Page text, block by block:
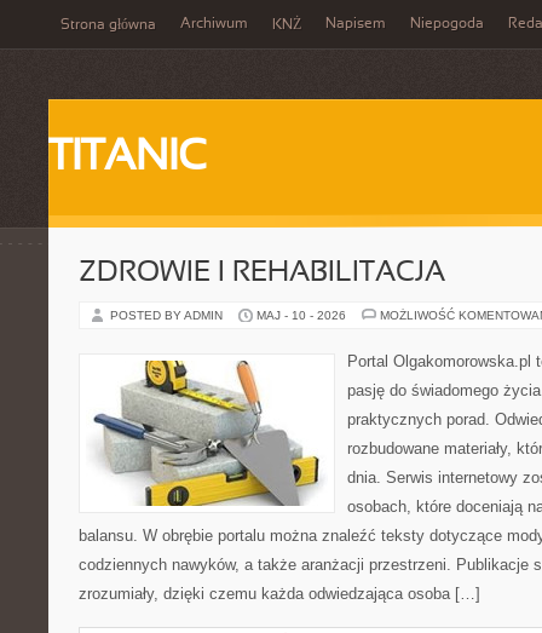
Strona główna Archiwum KNŻ Napisem Niepogoda
TITANIC
ZDROWIE I REHABILITACJA
POSTED BY ADMIN MAJ - 10 - 2026 MOŻLIWOŚĆ
Portal Olgakomorowska.pl
pasję do świadomego
praktycznych porad.
rozbudowane materiały,
dnia. Serwis internetowy
osobach, które doceniają
balansu. W obrębie portalu można znaleźć teksty dotyczące
codziennych nawyków, a także aranżacji przestrzeni. Publikacje
zrozumiały, dzięki czemu każda odwiedzająca osoba […]